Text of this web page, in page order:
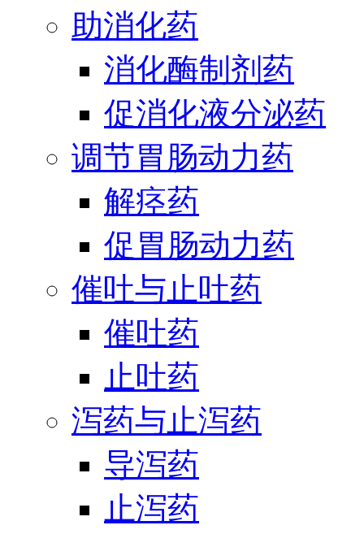
助消化药
消化酶制剂药
促消化液分泌药
调节胃肠动力药
解痉药
促胃肠动力药
催吐与止吐药
催吐药
止吐药
泻药与止泻药
导泻药
止泻药